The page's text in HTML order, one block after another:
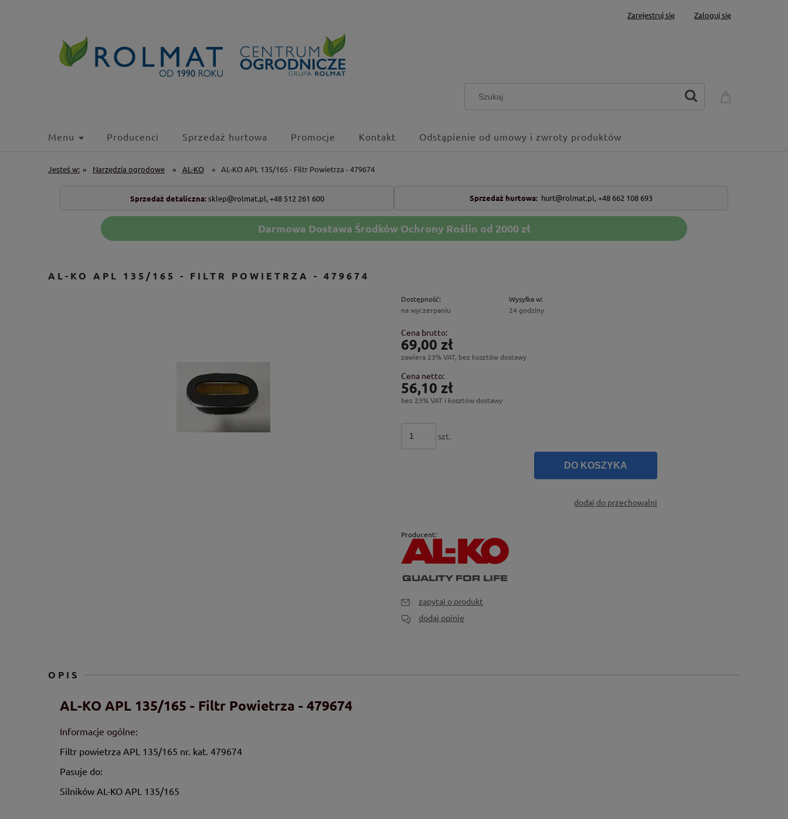
Zarejestruj się Zaloguj się
Menu Producenci Sprzedaż hurtowa Promocje Kontakt Odstąpienie od umowy i zwroty produktów
Jesteś w: » Narzędzia ogrodowe » AL-KO » AL-KO APL 135/165 - Filtr Powietrza - 479674
Sprzedaż detaliczna: sklep@rolmat.pl, +48 512 261 600 Sprzedaż hurtowa: hurt@rolmat.pl,+48 662 108 693
Darmowa Dostawa Środków Ochrony Roślin od 2000 zł
AL-KO APL 135/165 - FILTR POWIETRZA - 479674
Dostępność:
na wyczerpaniu
Wysyłka w:
24 godziny
Cena brutto:
69,00 zł
zawiera 23% VAT, bez kosztów dostawy
Cena netto:
56,10 zł
bez 23% VAT i kosztów dostawy
szt.
DO KOSZYKA
dodaj do przechowalni
Producent:
zapytaj o produkt
dodaj opinię
OPIS
AL-KO APL 135/165 - Filtr Powietrza - 479674
Informacje ogólne:
Filtr powietrza APL 135/165 nr. kat. 479674
Pasuje do:
Silników AL-KO APL 135/165